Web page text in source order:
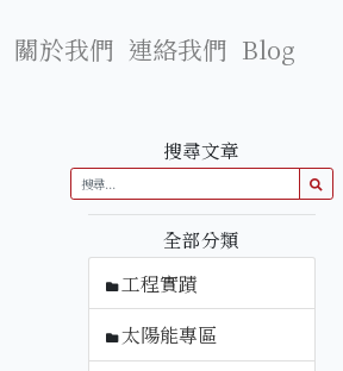
關於我們 連絡我們 Blog
搜尋文章
全部分類
工程實蹟
太陽能專區